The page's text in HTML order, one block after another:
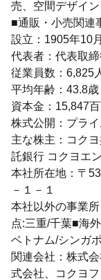
売、空間デザイン
■通販・小売関連
設立：1905年10月
代表者：代表取
従業員数：6,825
平均年齢：43.8歳
資本金：15,847百
株式公開：プラ
主な株主：コク
託銀行 コクヨエ
本社所在地：〒
－１－１
本社以外の事業
点:三重/千葉■海
ベトナム/シンガ
関連会社：株式
式会社、コクヨ